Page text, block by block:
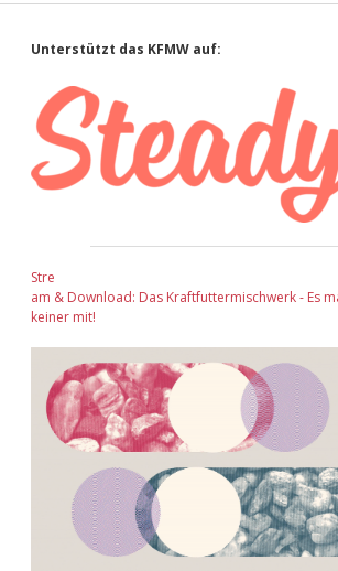
Sidebar
Unterstützt das KFMW auf:
Stre
am & Download: Das Kraftfuttermischwerk - Es
keiner mit!